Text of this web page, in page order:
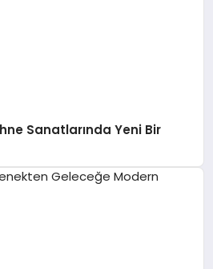
Sanatlarında Yeni Bir